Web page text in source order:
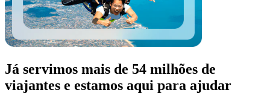
Já servimos mais de 54 milhões de
viajantes e estamos aqui para ajudar